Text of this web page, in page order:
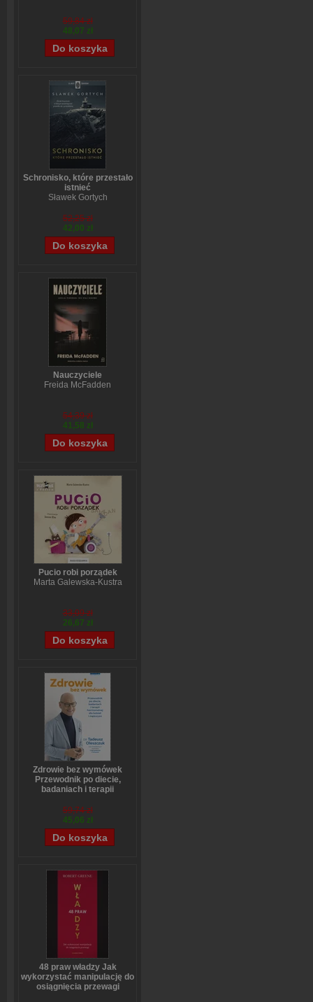
59,84 zł
48,07 zł
Schronisko, które przestało
istnieć
Sławek Gortych
52,25 zł
42,00 zł
Nauczyciele
Freida McFadden
54,39 zł
41,58 zł
Pucio robi porządek
Marta Galewska-Kustra
33,09 zł
26,67 zł
Zdrowie bez wymówek
Przewodnik po diecie,
badaniach i terapii
mężczyzn
Tadeusz Oleszczuk
59,74 zł
45,06 zł
48 praw władzy Jak
wykorzystać manipulację do
osiągnięcia przewagi